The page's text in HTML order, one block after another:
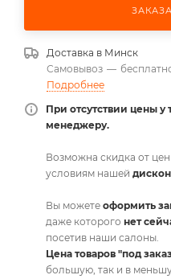
Доставка в Минск
Самовывоз —
Подробнее
При отсутствии цены у
менеджеру.
Возможна скидка от
условиям нашей
Вы можете оформить
даже которого нет
посетив наши салоны.
Цена товаров "под
большую, так и в